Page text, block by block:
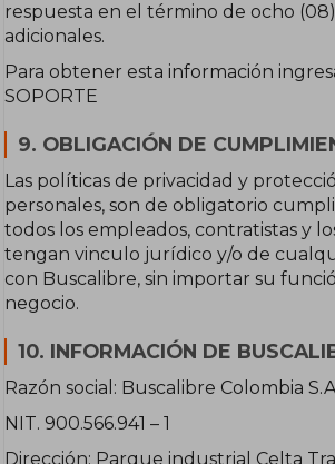
respuesta en el término de ocho
adicionales.
Para obtener esta información
SOPORTE
9. OBLIGACIÓN DE
Las políticas de privacidad y
personales, son de obligatorio
todos los empleados, contratistas y
tengan vinculo jurídico y/o de
con Buscalibre, sin importar su
negocio.
10. INFORMACIÓN DE
Razón social: Buscalibre Colombia
NIT. 900.566.941 – 1
Dirección: Parque industrial Celta